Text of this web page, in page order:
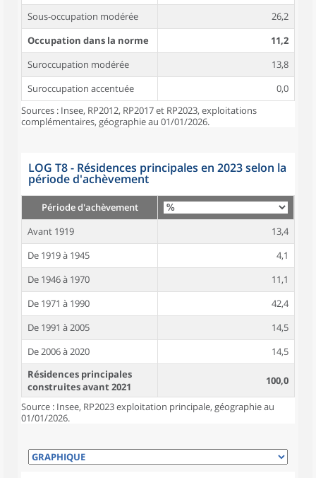
Sous-occupation modérée
26,2
Occupation dans la norme
11,2
Suroccupation modérée
13,8
Suroccupation accentuée
0,0
Sources : Insee, RP2012, RP2017 et RP2023, exploitations
complémentaires, géographie au 01/01/2026.
LOG T8 - Résidences principales en 2023 selon la
période d'achèvement
Période d'achèvement
Avant 1919
13,4
De 1919 à 1945
4,1
De 1946 à 1970
11,1
De 1971 à 1990
42,4
De 1991 à 2005
14,5
De 2006 à 2020
14,5
Résidences principales
construites avant 2021
100,0
Source : Insee, RP2023 exploitation principale, géographie au
01/01/2026.